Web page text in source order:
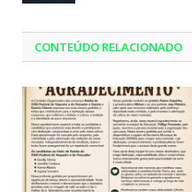
CONTEÚDO RELACIONADO